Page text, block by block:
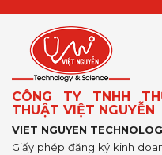
CÔNG TY TNHH
THUẬT VIỆT NGUYỄN
VIET NGUYEN
Giấy phép đăng ký kinh